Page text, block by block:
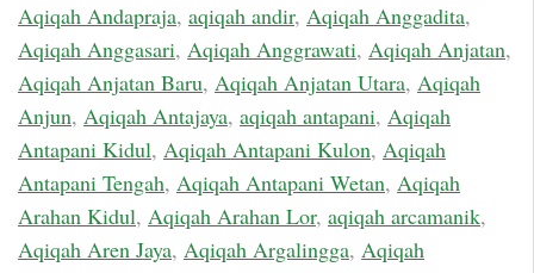
Aqiqah Andapraja, aqiqah andir, Aqiqah Anggadita,
Aqiqah Anggasari, Aqiqah Anggrawati, Aqiqah Anjatan,
Aqiqah Anjatan Baru, Aqiqah Anjatan Utara, Aqiqah
Anjun, Aqiqah Antajaya, aqiqah antapani, Aqiqah
Antapani Kidul, Aqiqah Antapani Kulon, Aqiqah
Antapani Tengah, Aqiqah Antapani Wetan, Aqiqah
Arahan Kidul, Aqiqah Arahan Lor, aqiqah arcamanik,
Aqiqah Aren Jaya, Aqiqah Argalingga, Aqiqah